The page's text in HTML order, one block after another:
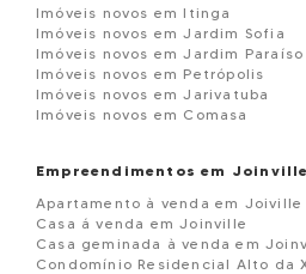
Imóveis novos em Itinga
Imóveis novos em Jardim Sofia
Imóveis novos em Jardim Paraíso
Imóveis novos em Petrópolis
Imóveis novos em Jarivatuba
Imóveis novos em Comasa
Empreendimentos em Joinville
Apartamento à venda em Joiville
Casa á venda em Joinville
Casa geminada à venda em
Condomínio Residencial Alto da